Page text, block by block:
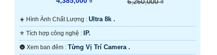
6,260,000 ₫
☀️ Hình Ành Chất Lượng : Ultra 8k .
⚜️ Tích hợp công nghệ : IP.
🌚 Xem ban đêm : Từng Vị Trí Camera .